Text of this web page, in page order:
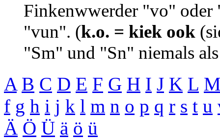
Finkenwwerder "vo"
"vun". (k.o. = kiek ook
"Sm" und "Sn" niemals
A B C D E F G H I J K L
f g h i j k l m n o p q r s t u
Ä Ö Ü ä ö ü